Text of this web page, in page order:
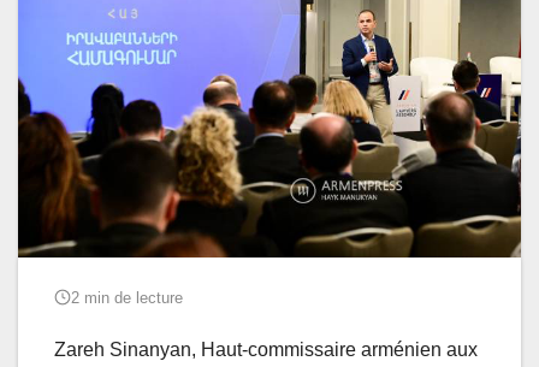
2 min de lecture
Zareh Sinanyan, Haut-commissaire arménien aux